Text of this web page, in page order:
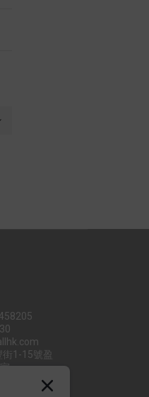
街1-15號盈